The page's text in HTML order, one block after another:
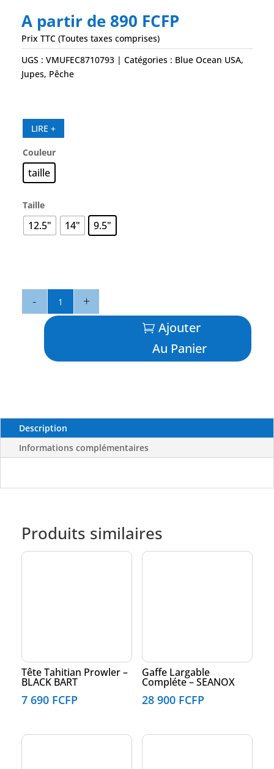
A partir de 890 FCFP
Prix TTC (Toutes taxes comprises)
UGS : VMUFEC8710793 Catégories : Blue Ocean USA,
Jupes, Pêche
LIRE +
Couleur
taille
Taille
12.5" 14" 9.5"
136BBBP
Rayé
OCEAN
Ajouter
Au Panier
Description
Informations complémentaires
Produits similaires
Tête Tahitian Prowler –
BLACK BART
7 690 FCFP
Gaffe Largable
Compléte – SEANOX
28 900 FCFP